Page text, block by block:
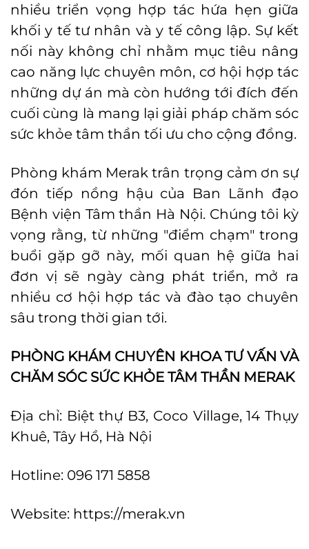
nhiều triển vọng hợp tác hứa hẹn giữa
khối y tế tư nhân và y tế công lập. Sự kết
nối này không chỉ nhằm mục tiêu nâng
cao năng lực chuyên môn, cơ hội hợp tác
những dự án mà còn hướng tới đích đến
cuối cùng là mang lại giải pháp chăm sóc
sức khỏe tâm thần tối ưu cho cộng đồng.
Phòng khám Merak trân trọng cảm ơn sự
đón tiếp nồng hậu của Ban Lãnh đạo
Bệnh viện Tâm thần Hà Nội. Chúng tôi kỳ
vọng rằng, từ những "điểm chạm" trong
buổi gặp gỡ này, mối quan hệ giữa hai
đơn vị sẽ ngày càng phát triển, mở ra
nhiều cơ hội hợp tác và đào tạo chuyên
sâu trong thời gian tới.
PHÒNG KHÁM CHUYÊN KHOA TƯ VẤN VÀ
CHĂM SÓC SỨC KHỎE TÂM THẦN MERAK
Địa chỉ: Biệt thự B3, Coco Village, 14 Thụy
Khuê, Tây Hồ, Hà Nội
Hotline: 096 171 5858
Website: https://merak.vn